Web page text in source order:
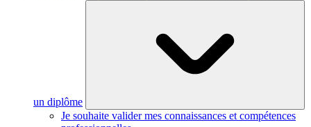
un diplôme
Je souhaite valider mes connaissances et compétences